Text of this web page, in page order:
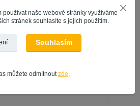
naše webové stránky využíváme
stránek souhlasíte s jejich použitím.
Souhlasím
můžete odmítnoutzde.